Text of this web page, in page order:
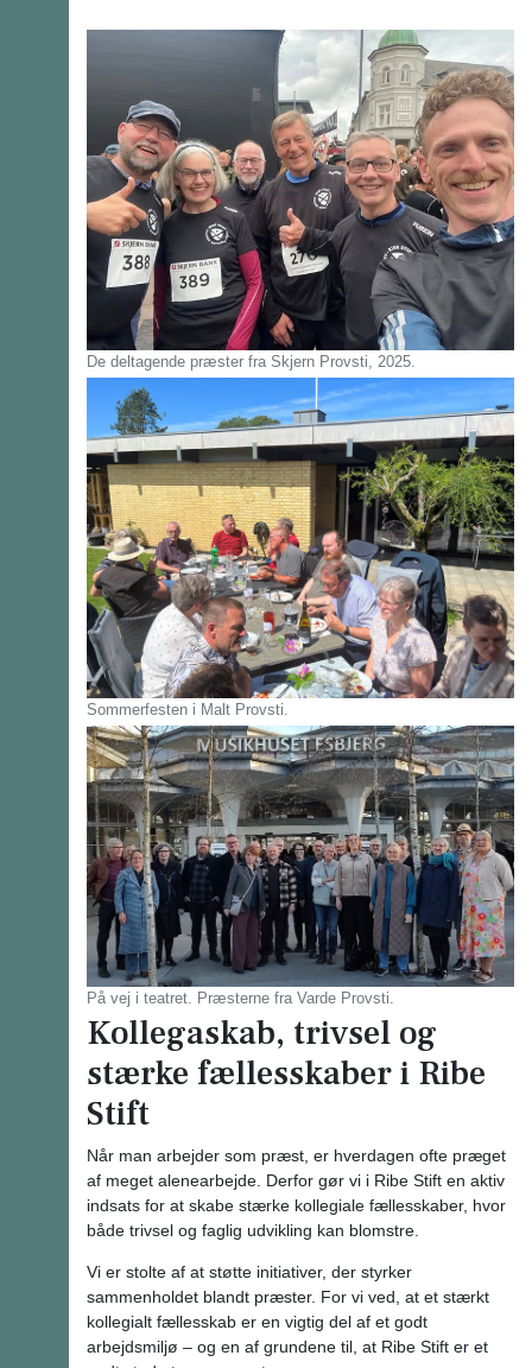
De deltagende præster fra Skjern Provsti, 2025.
Sommerfesten i Malt Provsti.
På vej i teatret. Præsterne fra Varde Provsti.
Kollegaskab, trivsel og
stærke fællesskaber i Ribe
Stift
Når man arbejder som præst, er hverdagen ofte præget
af meget alenearbejde. Derfor gør vi i Ribe Stift en aktiv
indsats for at skabe stærke kollegiale fællesskaber, hvor
både trivsel og faglig udvikling kan blomstre.
Vi er stolte af at støtte initiativer, der styrker
sammenholdet blandt præster. For vi ved, at et stærkt
kollegialt fællesskab er en vigtig del af et godt
arbejdsmiljø – og en af grundene til, at Ribe Stift er et